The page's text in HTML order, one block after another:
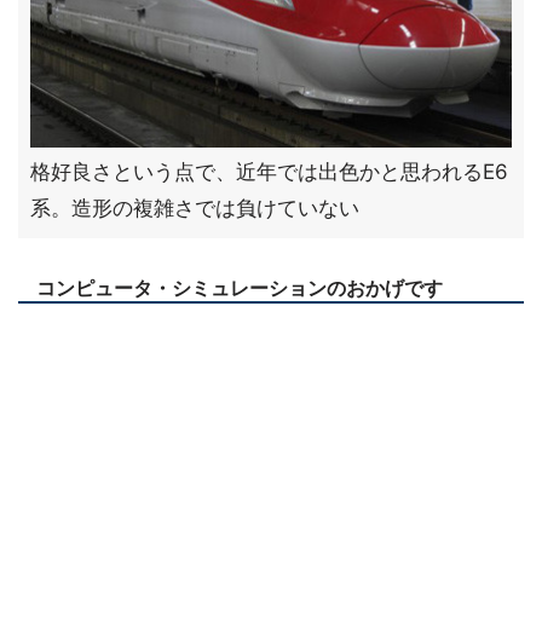
格好良さという点で、近年では出色かと思われるE6
系。造形の複雑さでは負けていない
コンピュータ・シミュレーションのおかげです